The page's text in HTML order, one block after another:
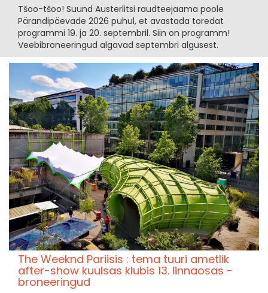
Tšoo-tšoo! Suund Austerlitsi raudteejaama poole
Pärandipäevade 2026 puhul, et avastada toredat
programmi 19. ja 20. septembril. Siin on programm!
Veebibroneeringud algavad septembri algusest.
The Weeknd Pariisis : tema tuuri ametlik
after-show kuulsas klubis 13. linnaosas -
broneeringud